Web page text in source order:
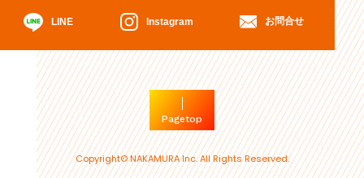
LINE Instagram お問合せ
Pagetop
Copyright© NAKAMURA Inc. All Rights Reserved.